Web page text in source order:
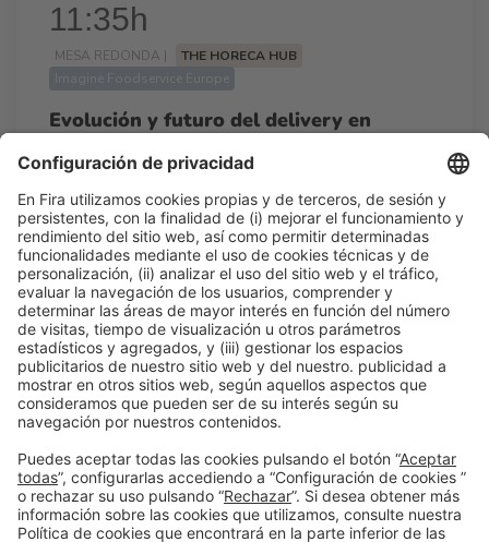
11:35h
MESA REDONDA |
THE HORECA HUB
Imagine Foodservice Europe
Evolución y futuro del delivery en
Europa
Mié 25
11:35h - 12:00h
Talk Stage 2 - The Horeca Hub
Acceso libre
Leer más